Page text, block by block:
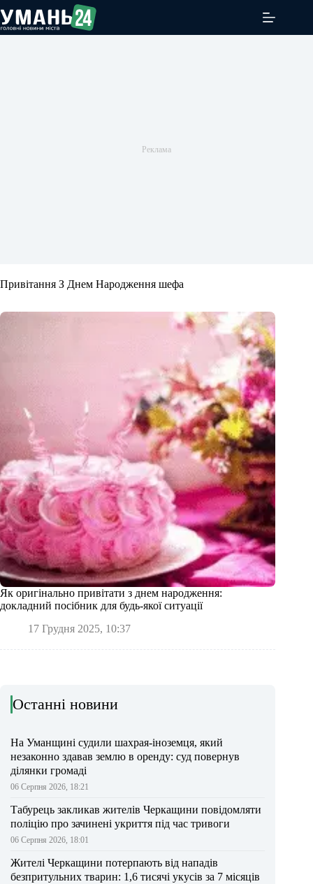
до
вмісту
Привітання З Днем Народження шефа
Як оригінально привітати з днем народження:
докладний посібник для будь-якої ситуації
17 Грудня 2025, 10:37
Останні новини
На Уманщині судили шахрая-іноземця, який
незаконно здавав землю в оренду: суд повернув
ділянки громаді
06 Серпня 2026, 18:21
Табурець закликав жителів Черкащини повідомляти
поліцію про зачинені укриття під час тривоги
06 Серпня 2026, 18:01
Жителі Черкащини потерпають від нападів
безпритульних тварин: 1,6 тисячі укусів за 7 місяців